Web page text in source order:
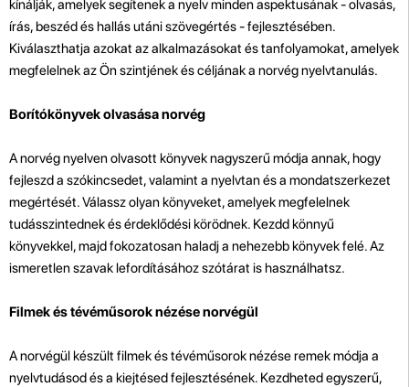
kínálják, amelyek segítenek a nyelv minden aspektusának - olvasás,
írás, beszéd és hallás utáni szövegértés - fejlesztésében.
Kiválaszthatja azokat az alkalmazásokat és tanfolyamokat, amelyek
megfelelnek az Ön szintjének és céljának a norvég nyelvtanulás.
Borítókönyvek olvasása norvég
A norvég nyelven olvasott könyvek nagyszerű módja annak, hogy
fejleszd a szókincsedet, valamint a nyelvtan és a mondatszerkezet
megértését. Válassz olyan könyveket, amelyek megfelelnek
tudásszintednek és érdeklődési körödnek. Kezdd könnyű
könyvekkel, majd fokozatosan haladj a nehezebb könyvek felé. Az
ismeretlen szavak lefordításához szótárat is használhatsz.
Filmek és tévéműsorok nézése norvégül
A norvégül készült filmek és tévéműsorok nézése remek módja a
nyelvtudásod és a kiejtésed fejlesztésének. Kezdheted egyszerű,